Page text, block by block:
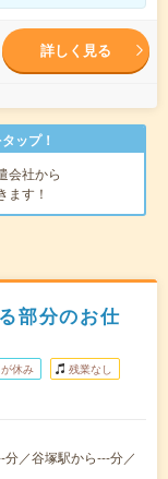
詳しく見る
ップ！
会社から
ます！
部分のお仕
休み 残業なし
／谷塚駅から---分／